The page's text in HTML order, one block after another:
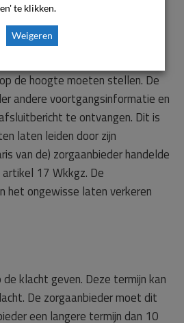
over het verloop van de
cliënt de klacht wilde
de hoogte moeten stellen. De
andere voortgangsinformatie en
te ontvangen. Dit is
laten leiden door zijn
van de) zorgaanbieder handelde
17 Wkkgz. De
het ongewisse laten verkeren
klacht geven. Deze termijn kan
De zorgaanbieder moet dit
een langere termijn dan 10
te klikken.
Weigeren